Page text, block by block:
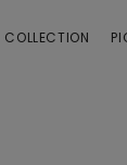
| ANGEL
COLLECTION